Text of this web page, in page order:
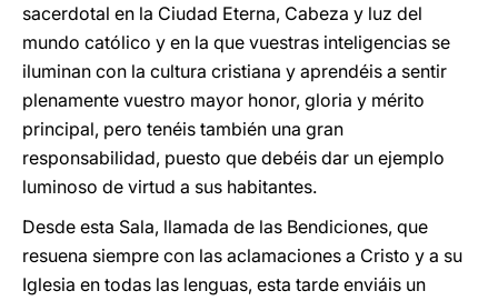
sacerdotal en la Ciudad Eterna, Cabeza y luz del
mundo católico y en la que vuestras inteligencias se
iluminan con la cultura cristiana y aprendéis a sentir
plenamente vuestro mayor honor, gloria y mérito
principal, pero tenéis también una gran
responsabilidad, puesto que debéis dar un ejemplo
luminoso de virtud a sus habitantes.
Desde esta Sala, llamada de las Bendiciones, que
resuena siempre con las aclamaciones a Cristo y a su
Iglesia en todas las lenguas, esta tarde enviáis un